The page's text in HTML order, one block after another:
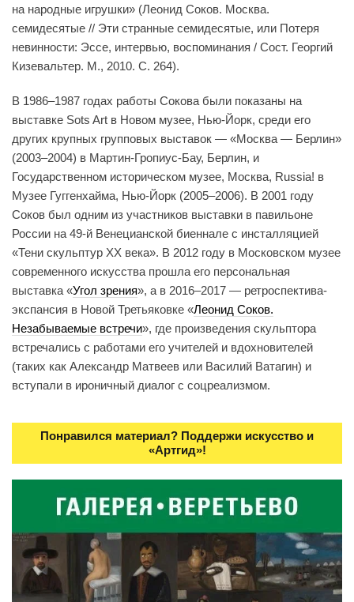
на народные игрушки» (Леонид Соков. Москва.
семидесятые // Эти странные семидесятые, или Потеря
невинности: Эссе, интервью, воспоминания / Сост. Георгий
Кизевальтер. М., 2010. С. 264).
В 1986–1987 годах работы Сокова были показаны на
выставке Sots Art в Новом музее, Нью-Йорк, среди его
других крупных групповых выставок — «Москва — Берлин»
(2003–2004) в Мартин-Гропиус-Бау, Берлин, и
Государственном историческом музее, Москва, Russia! в
Музее Гуггенхайма, Нью-Йорк (2005–2006). В 2001 году
Соков был одним из участников выставки в павильоне
России на 49-й Венецианской биеннале с инсталляцией
«Тени скульптур XX века». В 2012 году в Московском музее
современного искусства прошла его персональная
выставка «Угол зрения», а в 2016–2017 — ретроспектива-
экспансия в Новой Третьяковке «Леонид Соков.
Незабываемые встречи», где произведения скульптора
встречались с работами его учителей и вдохновителей
(таких как Александр Матвеев или Василий Ватагин) и
вступали в ироничный диалог с соцреализмом.
Понравился материал? Поддержи искусство и
«Артгид»!